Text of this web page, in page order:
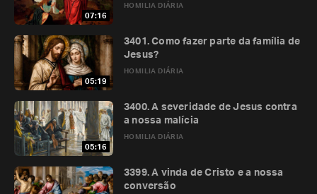
07:16
HOMILIA DIÁRIA
05:19
HOMILIA DIÁRIA
3401. Como fazer parte da família de
Jesus?
05:16
HOMILIA DIÁRIA
3400. A severidade de Jesus contra
a nossa malícia
3399. A vinda de Cristo e a nossa
conversão